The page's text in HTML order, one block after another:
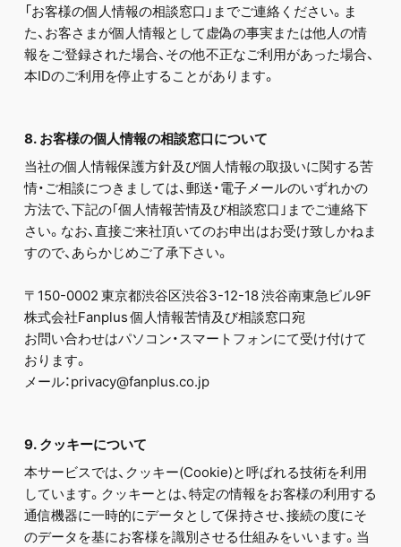
「お客様の個人情報の相談窓口」までご連絡ください。ま
た、お客さまが個人情報として虚偽の事実または他人の情
報をご登録された場合、その他不正なご利用があった場合、
本IDのご利用を停止することがあります。
8. お客様の個人情報の相談窓口について
当社の個人情報保護方針及び個人情報の取扱いに関する苦
情・ご相談につきましては、郵送・電子メールのいずれかの
方法で、下記の｢個人情報苦情及び相談窓口｣までご連絡下
さい。なお、直接ご来社頂いてのお申出はお受け致しかねま
すので、あらかじめご了承下さい。
〒150-0002 東京都渋谷区渋谷3-12-18 渋谷南東急ビル9F
株式会社Fanplus 個人情報苦情及び相談窓口宛
お問い合わせはパソコン・スマートフォンにて受け付けて
おります。
メール：privacy@fanplus.co.jp
9. クッキーについて
本サービスでは、クッキー(Cookie)と呼ばれる技術を利用
しています。クッキーとは、特定の情報をお客様の利用する
通信機器に一時的にデータとして保持させ、接続の度にそ
のデータを基にお客様を識別させる仕組みをいいます。当